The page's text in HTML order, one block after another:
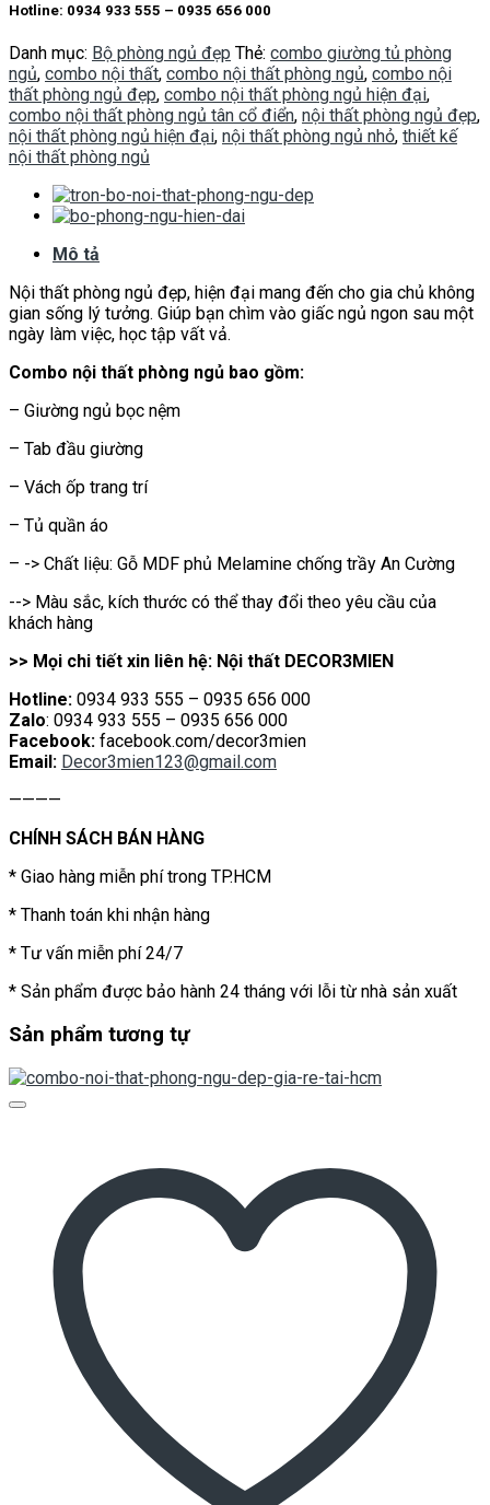
Hotline: 0934 933 555 – 0935 656 000
Danh mục: Bộ phòng ngủ đẹp Thẻ: combo giường tủ phòng
ngủ, combo nội thất, combo nội thất phòng ngủ, combo nội
thất phòng ngủ đẹp, combo nội thất phòng ngủ hiện đại,
combo nội thất phòng ngủ tân cổ điển, nội thất phòng ngủ đẹp,
nội thất phòng ngủ hiện đại, nội thất phòng ngủ nhỏ, thiết kế
nội thất phòng ngủ
Mô tả
Nội thất phòng ngủ đẹp, hiện đại mang đến cho gia chủ không
gian sống lý tưởng. Giúp bạn chìm vào giấc ngủ ngon sau một
ngày làm việc, học tập vất vả.
Combo nội thất phòng ngủ bao gồm:
– Giường ngủ bọc nệm
– Tab đầu giường
– Vách ốp trang trí
– Tủ quần áo
– -> Chất liệu: Gỗ MDF phủ Melamine chống trầy An Cường
--> Màu sắc, kích thước có thể thay đổi theo yêu cầu của
khách hàng
>> Mọi chi tiết xin liên hệ: Nội thất DECOR3MIEN
Hotline: 0934 933 555 – 0935 656 000
Zalo: 0934 933 555 – 0935 656 000
Facebook: facebook.com/decor3mien
Email: Decor3mien123@gmail.com
————
CHÍNH SÁCH BÁN HÀNG
* Giao hàng miễn phí trong TP.HCM
* Thanh toán khi nhận hàng
* Tư vấn miễn phí 24/7
* Sản phẩm được bảo hành 24 tháng với lỗi từ nhà sản xuất
Sản phẩm tương tự